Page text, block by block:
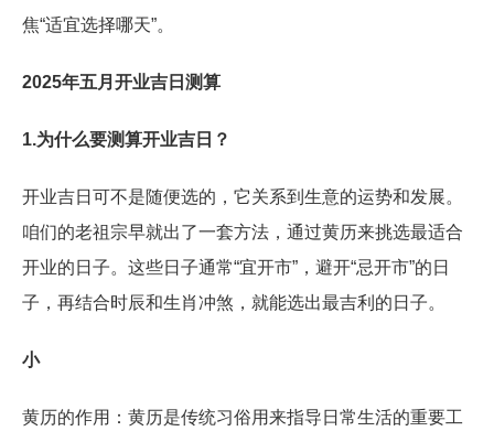
焦“适宜选择哪天”。
2025年五月开业吉日测算
1.为什么要测算开业吉日？
开业吉日可不是随便选的，它关系到生意的运势和发展。
咱们的老祖宗早就出了一套方法，通过黄历来挑选最适合
开业的日子。这些日子通常“宜开市”，避开“忌开市”的日
子，再结合时辰和生肖冲煞，就能选出最吉利的日子。
小
黄历的作用：黄历是传统习俗用来指导日常生活的重要工